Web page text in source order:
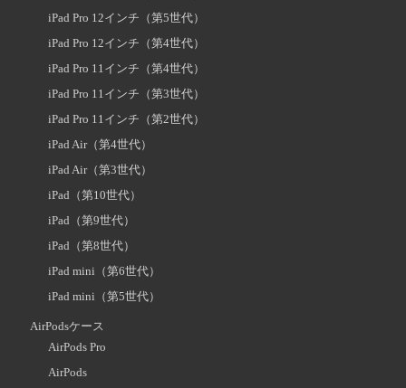
iPad Pro 12インチ（第5世代）
iPad Pro 12インチ（第4世代）
iPad Pro 11インチ（第4世代）
iPad Pro 11インチ（第3世代）
iPad Pro 11インチ（第2世代）
iPad Air（第4世代）
iPad Air（第3世代）
iPad（第10世代）
iPad（第9世代）
iPad（第8世代）
iPad mini（第6世代）
iPad mini（第5世代）
AirPodsケース
AirPods Pro
AirPods